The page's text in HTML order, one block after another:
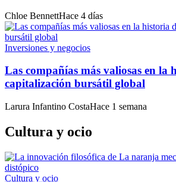
Chloe BennettHace 4 días
Inversiones y negocios
Las compañías más valiosas en la
capitalización bursátil global
Larura Infantino CostaHace 1 semana
Cultura y ocio
Cultura y ocio